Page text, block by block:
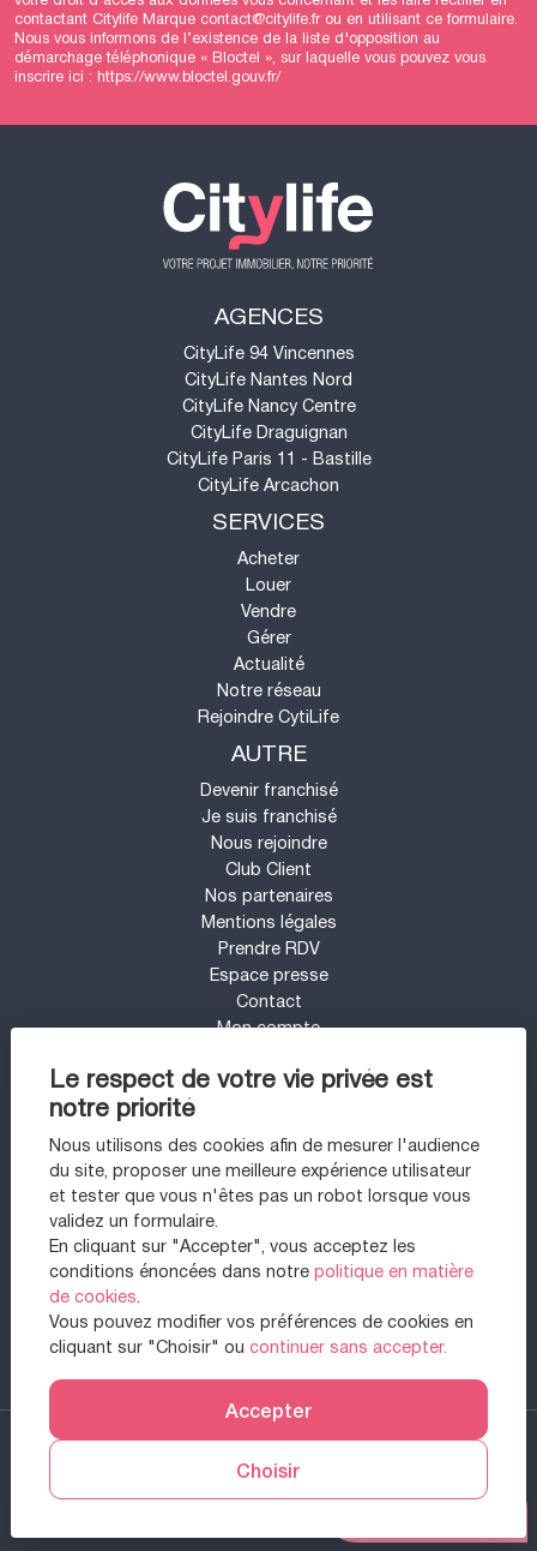
Le respect de votre vie privée est
notre priorité
Nous utilisons des cookies afin de mesurer l'audience
du site, proposer une meilleure expérience utilisateur
et tester que vous n'êtes pas un robot lorsque vous
validez un formulaire.
En cliquant sur "Accepter", vous acceptez les
conditions énoncées dans notrepolitique en matière
de cookies.
Vous pouvez modifier vos préférences de cookies en
cliquant sur "Choisir" ou continuer sans accepter.
Accepter
Choisir
contactant Citylife Marque contact@citylife.fr ou en utilisant ce formulaire.
Nous vous informons de l’existence de la liste d'opposition au
démarchage téléphonique « Bloctel », sur laquelle vous pouvez vous
inscrire ici : https://www.bloctel.gouv.fr/
AGENCES
CityLife 94 Vincennes
CityLife Nantes Nord
CityLife Nancy Centre
CityLife Draguignan
CityLife Paris 11 - Bastille
CityLife Arcachon
SERVICES
Acheter
Louer
Vendre
Gérer
Actualité
Notre réseau
Rejoindre CytiLife
AUTRE
Devenir franchisé
Je suis franchisé
Nous rejoindre
Club Client
Nos partenaires
Mentions légales
Prendre RDV
Espace presse
Contact
Mon compte
UN PROJET IMMOBILIER SUR LE SECTEUR
DE 94 - VINCENNES ?
Appartement à vendre à Arcachon
Maison à vendre à Draguignan
Appartement à vendre à Paris 11ème
Appartement à vendre à Draguignan
Appartement à vendre à Nancy
Maison à vendre à Saint-Étienne-du-rouvray
Appartement à vendre à Nantes
Appartement à vendre à Montreuil
2026 Citylife Marque. All right reserved. -
Billie.immo
Prendre RDV